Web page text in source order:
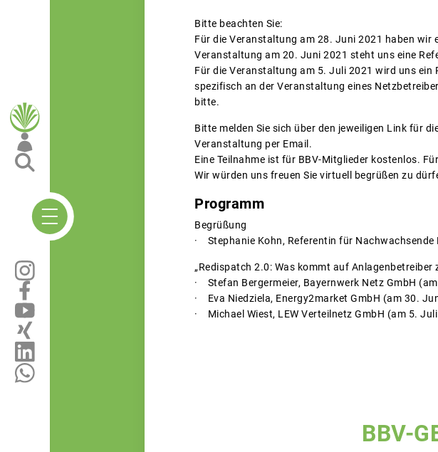
Bitte beachten Sie:
Für die Veranstaltung am 28. Juni 2021 haben wir
Veranstaltung am 20. Juni 2021 steht uns eine
Für die Veranstaltung am 5. Juli 2021 wird uns ein
spezifisch an der Veranstaltung eines
bitte.
Bitte melden Sie sich über den jeweiligen Link für
Veranstaltung per Email.
Eine Teilnahme ist für BBV-Mitglieder kostenlos.
Wir würden uns freuen Sie virtuell begrüßen zu
Programm
Begrüßung
· Stephanie Kohn, Referentin für
„Redispatch 2.0: Was kommt auf Anlagenbetreiber
· Stefan Bergermeier, Bayernwerk Netz GmbH
· Eva Niedziela, Energy2market GmbH (am 30.
· Michael Wiest, LEW Verteilnetz GmbH (am 5.
BBV-